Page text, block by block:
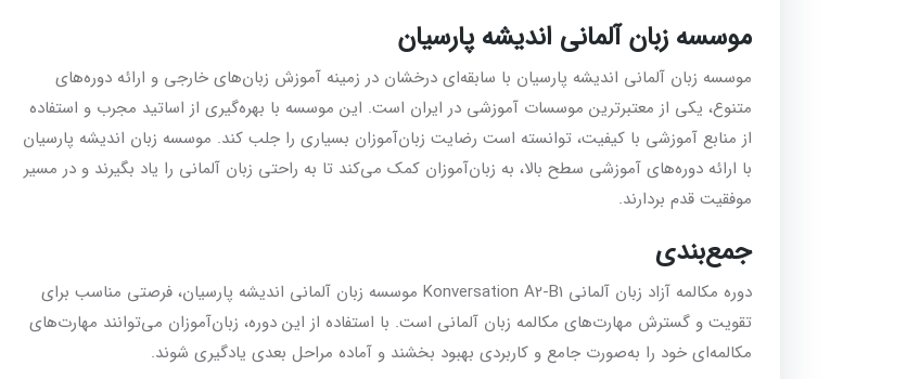
موسسه زبان آلمانی اندیشه پارسیان
موسسه زبان آلمانی اندیشه پارسیان با سابقه‌ای درخشان در زمینه آموزش زبان‌های خارجی و ارائه دوره‌های
متنوع، یکی از معتبرترین موسسات آموزشی در ایران است. این موسسه با بهره‌گیری از اساتید مجرب و استفاده
از منابع آموزشی با کیفیت، توانسته است رضایت زبان‌آموزان بسیاری را جلب کند. موسسه زبان اندیشه پارسیان
با ارائه دوره‌های آموزشی سطح بالا، به زبان‌آموزان کمک می‌کند تا به راحتی زبان آلمانی را یاد بگیرند و در مسیر
موفقیت قدم بردارند.
جمع‌بندی
دوره مکالمه آزاد زبان آلمانی Konversation A2-B1 موسسه زبان آلمانی اندیشه پارسیان، فرصتی مناسب برای
تقویت و گسترش مهارت‌های مکالمه زبان آلمانی است. با استفاده از این دوره، زبان‌آموزان می‌توانند مهارت‌های
مکالمه‌ای خود را به‌صورت جامع و کاربردی بهبود بخشند و آماده مراحل بعدی یادگیری شوند.